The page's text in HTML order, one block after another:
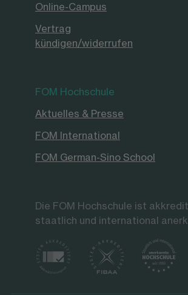
Online-Campus
Vertrag
kündigen/widerrufen
FOM Hochschule
Aktuelles & Presse
FOM International
FOM German-Sino School
Die FOM Hochschule ist
staatlich und international